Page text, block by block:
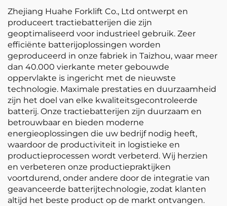
Zhejiang Huahe Forklift Co., Ltd ontwerpt en
produceert tractiebatterijen die zijn
geoptimaliseerd voor industrieel gebruik. Zeer
efficiënte batterijoplossingen worden
geproduceerd in onze fabriek in Taizhou, waar meer
dan 40.000 vierkante meter gebouwde
oppervlakte is ingericht met de nieuwste
technologie. Maximale prestaties en duurzaamheid
zijn het doel van elke kwaliteitsgecontroleerde
batterij. Onze tractiebatterijen zijn duurzaam en
betrouwbaar en bieden moderne
energieoplossingen die uw bedrijf nodig heeft,
waardoor de productiviteit in logistieke en
productieprocessen wordt verbeterd. Wij herzien
en verbeteren onze productiepraktijken
voortdurend, onder andere door de integratie van
geavanceerde batterijtechnologie, zodat klanten
altijd het beste product op de markt ontvangen.